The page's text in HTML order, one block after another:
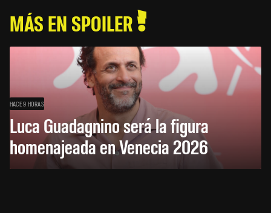
MÁS EN SPOILER
HACE 9 HORAS
Luca Guadagnino será la figura
homenajeada en Venecia 2026